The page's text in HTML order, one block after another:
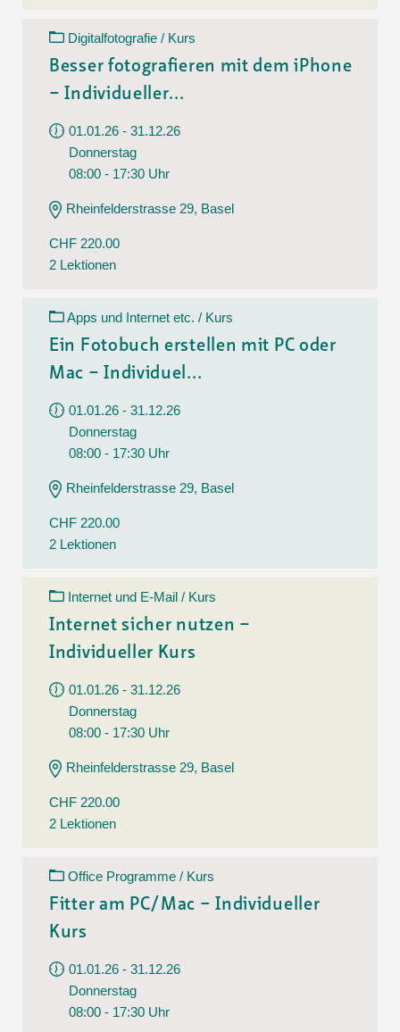
Digitalfotografie / Kurs
Besser fotografieren mit dem iPhone
– Individueller...
01.01.26 - 31.12.26
Donnerstag
08:00 - 17:30 Uhr
Rheinfelderstrasse 29, Basel
CHF 220.00
2 Lektionen
Apps und Internet etc. / Kurs
Ein Fotobuch erstellen mit PC oder
Mac – Individuel...
01.01.26 - 31.12.26
Donnerstag
08:00 - 17:30 Uhr
Rheinfelderstrasse 29, Basel
CHF 220.00
2 Lektionen
Internet und E-Mail / Kurs
Internet sicher nutzen –
Individueller Kurs
01.01.26 - 31.12.26
Donnerstag
08:00 - 17:30 Uhr
Rheinfelderstrasse 29, Basel
CHF 220.00
2 Lektionen
Office Programme / Kurs
Fitter am PC/Mac – Individueller
Kurs
01.01.26 - 31.12.26
Donnerstag
08:00 - 17:30 Uhr